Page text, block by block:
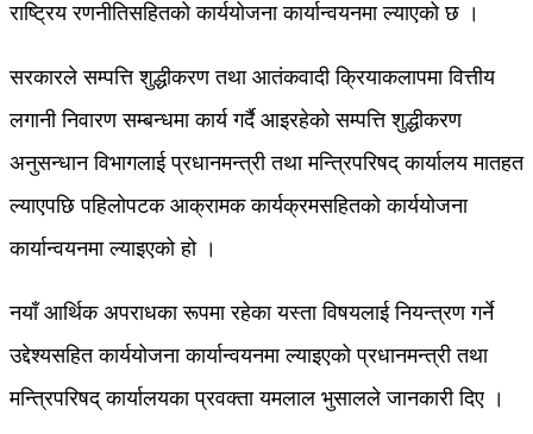
राष्ट्रिय रणनीतिसहितको कार्ययोजना कार्यान्वयनमा ल्याएको छ ।
सरकारले सम्पत्ति शुद्धीकरण तथा आतंकवादी क्रियाकलापमा वित्तीय
लगानी निवारण सम्बन्धमा कार्य गर्दै आइरहेको सम्पत्ति शुद्धीकरण
अनुसन्धान विभागलाई प्रधानमन्त्री तथा मन्त्रिपरिषद् कार्यालय मातहत
ल्याएपछि पहिलोपटक आक्रामक कार्यक्रमसहितको कार्ययोजना
कार्यान्वयनमा ल्याइएको हो ।
नयाँ आर्थिक अपराधका रूपमा रहेका यस्ता विषयलाई नियन्त्रण गर्ने
उद्देश्यसहित कार्ययोजना कार्यान्वयनमा ल्याइएको प्रधानमन्त्री तथा
मन्त्रिपरिषद् कार्यालयका प्रवक्ता यमलाल भुसालले जानकारी दिए ।